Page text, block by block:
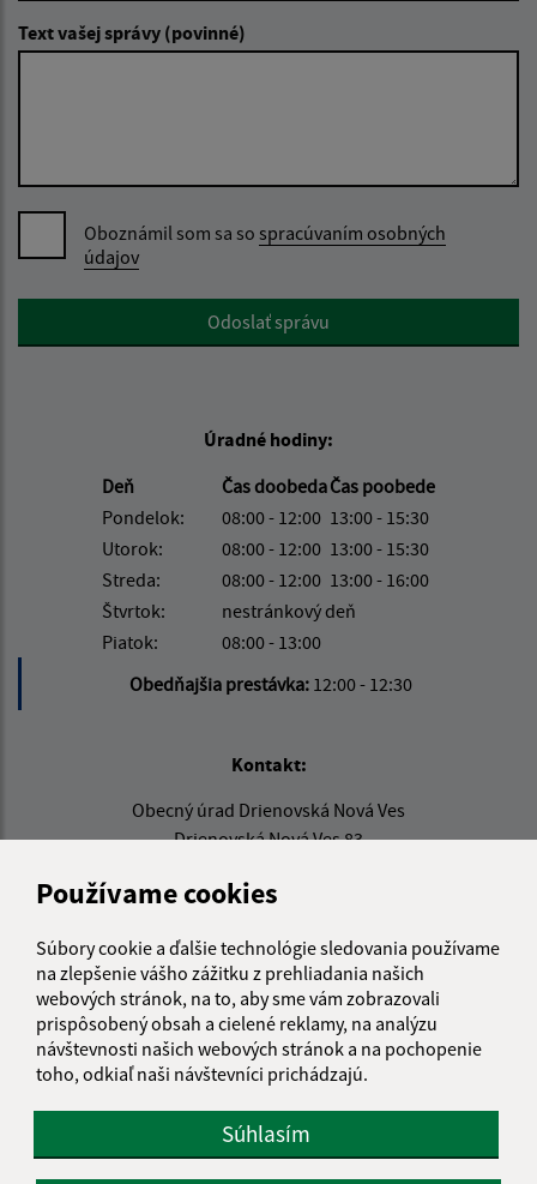
Používame cookies
Súbory cookie a ďalšie technológie sledovania používame
na zlepšenie vášho zážitku z prehliadania našich
webových stránok, na to, aby sme vám zobrazovali
prispôsobený obsah a cielené reklamy, na analýzu
návštevnosti našich webových stránok a na pochopenie
toho, odkiaľ naši návštevníci prichádzajú.
Súhlasím
Text vašej správy (povinné)
Oboznámil som sa so spracúvaním osobných
údajov
Google reCaptcha ResponseOdoslať správu
Úradné hodiny:
Deň
Čas doobedaČas poobede
Pondelok:
08:00 - 12:00 13:00 - 15:30
Utorok:
08:00 - 12:00 13:00 - 15:30
Streda:
08:00 - 12:00 13:00 - 16:00
Štvrtok:
nestránkový deň
Piatok:
08:00 - 13:00
Obedňajšia prestávka: 12:00 - 12:30
Kontakt:
Obecný úrad Drienovská Nová Ves
Drienovská Nová Ves 83
+421 51 779 71 86
IČO: 00326976